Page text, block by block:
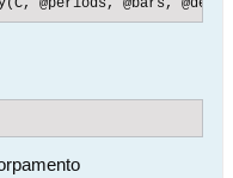
@periods, @bars,